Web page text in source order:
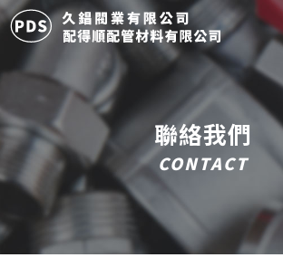
聯絡我們
CONTACT